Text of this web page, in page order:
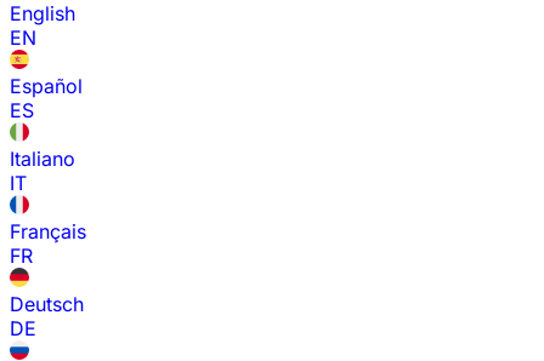
English
EN
Español
ES
Italiano
IT
Français
FR
Deutsch
DE